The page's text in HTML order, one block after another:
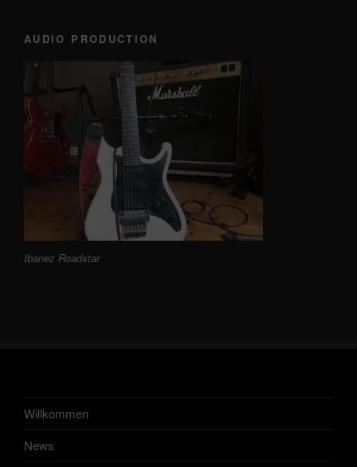
AUDIO PRODUCTION
Ibanez Roadstar
Willkommen
News